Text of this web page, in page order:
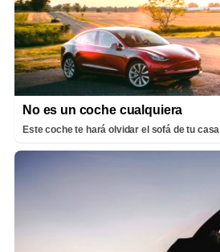
No es un coche cualquiera
Este coche te hará olvidar el sofá de tu casa